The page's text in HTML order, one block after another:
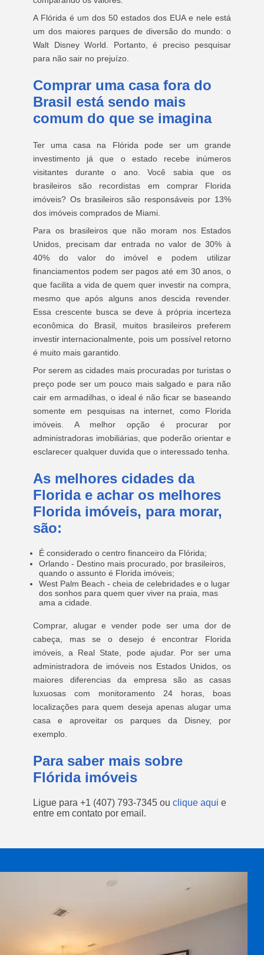
A Flórida é um dos 50 estados dos EUA e nele está
um dos maiores parques de diversão do mundo: o
Walt Disney World. Portanto, é preciso pesquisar
para não sair no prejuízo.
Comprar uma casa fora do
Brasil está sendo mais
comum do que se imagina
Ter uma casa na Flórida pode ser um grande
investimento já que o estado recebe inúmeros
visitantes durante o ano. Você sabia que os
brasileiros são recordistas em comprar Florida
imóveis? Os brasileiros são responsáveis por 13%
dos imóveis comprados de Miami.
Para os brasileiros que não moram nos Estados
Unidos, precisam dar entrada no valor de 30% à
40% do valor do imóvel e podem utilizar
financiamentos podem ser pagos até em 30 anos, o
que facilita a vida de quem quer investir na compra,
mesmo que após alguns anos descida revender.
Essa crescente busca se deve à própria incerteza
econômica do Brasil, muitos brasileiros preferem
investir internacionalmente, pois um possível retorno
é muito mais garantido.
Por serem as cidades mais procuradas por turistas o
preço pode ser um pouco mais salgado e para não
cair em armadilhas, o ideal é não ficar se baseando
somente em pesquisas na internet, como Florida
imóveis. A melhor opção é procurar por
administradoras imobiliárias, que poderão orientar e
esclarecer qualquer duvida que o interessado tenha.
As melhores cidades da
Florida e achar os melhores
Florida imóveis, para morar,
são:
É considerado o centro financeiro da Flórida;
Orlando - Destino mais procurado, por brasileiros,
quando o assunto é Florida imóveis;
West Palm Beach - cheia de celebridades e o lugar
dos sonhos para quem quer viver na praia, mas
ama a cidade.
Comprar, alugar e vender pode ser uma dor de
cabeça, mas se o desejo é encontrar Florida
imóveis, a Real State, pode ajudar. Por ser uma
administradora de imóveis nos Estados Unidos, os
maiores diferencias da empresa são as casas
luxuosas com monitoramento 24 horas, boas
localizações para quem deseja apenas alugar uma
casa e aproveitar os parques da Disney, por
exemplo.
Para saber mais sobre
Flórida imóveis
Ligue para +1 (407) 793-7345 ou clique aqui e
entre em contato por email.